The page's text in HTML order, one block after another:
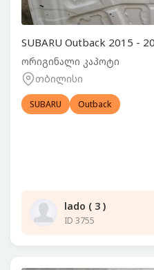
SUBARU Outback 2015 -
ორიგინალი კაპოტი
თბილისი
SUBARU Outback
lado ( 3 )
ID 3755